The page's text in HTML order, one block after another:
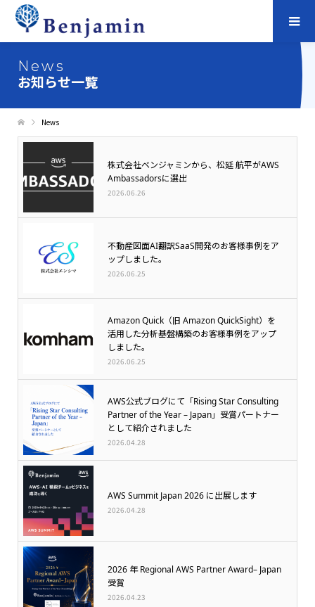
News
お知らせ一覧
News
株式会社ベンジャミンから、松延 航平がAWS
Ambassadorsに選出
2026.06.26
不動産図面AI翻訳SaaS開発のお客様事例をア
ップしました。
2026.06.25
Amazon Quick（旧 Amazon QuickSight）を
活用した分析基盤構築のお客様事例をアップ
しました。
2026.06.25
AWS公式ブログにて「Rising Star Consulting
Partner of the Year – Japan」受賞パートナー
として紹介されました
2026.04.28
AWS Summit Japan 2026 に出展します
2026.04.28
2026 年 Regional AWS Partner Award– Japan
受賞
2026.04.23